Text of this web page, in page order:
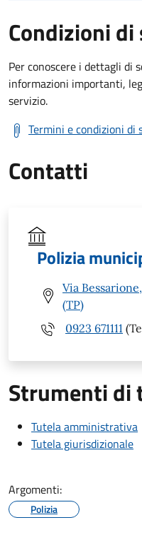
Condizioni
Per conoscere i dettagli di
informazioni importanti,
servizio.
Termini e condizioni di
Contatti
Polizia
Via
(TP)
0923 671111
Strumenti di
Tutela amministrativa
Tutela giurisdizionale
Argomenti:
Polizia